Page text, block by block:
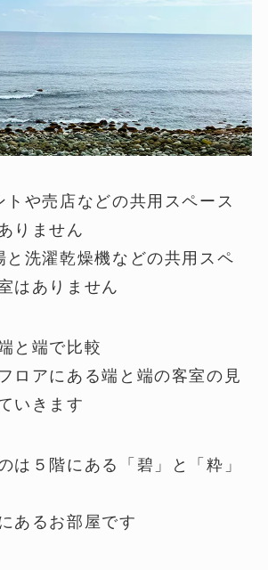
や売店などの共用スペース
りません
洗濯乾燥機などの共用スペ
はありません
と端で比較
ロアにある端と端の客室の見
いきます
は５階にある「碧」と「粋」
あるお部屋です